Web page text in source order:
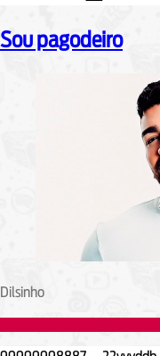
Sou pagodeiro
Dilsinho